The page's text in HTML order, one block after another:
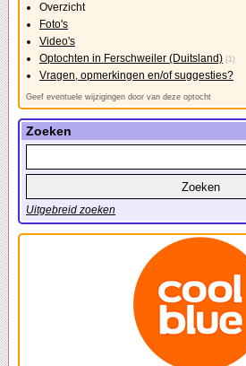
Overzicht
Foto's
Video's
Optochten in Ferschweiler (Duitsland) (1)
Vragen, opmerkingen en/of suggesties?
Geef eventuele wijzigingen door van deze optocht
Zoeken
Uitgebreid zoeken